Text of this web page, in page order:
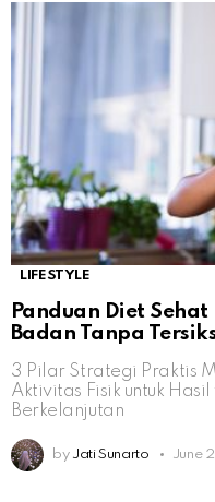
LIFESTYLE
Panduan Diet
Badan Tanpa
3 Pilar Strategi Praktis
Aktivitas Fisik untuk
Berkelanjutan
by Jati Sunarto June